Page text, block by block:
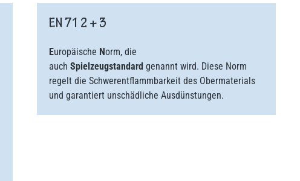
EN 71 2 + 3
Europäische Norm, die
auchSpielzeugstandard genannt wird. Diese Norm
regelt die Schwerentflammbarkeit des Obermaterials
und garantiert unschädliche Ausdünstungen.